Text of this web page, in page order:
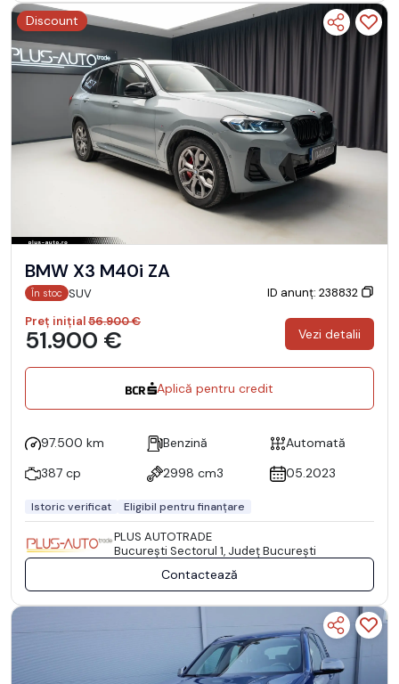
Discount
BMW X3 M40i ZA
În stoc SUV
ID anunț: 238832
Preț inițial56.900 €
51.900 € Vezi detalii
Aplică pentru credit
97.500 km Benzină
Automată
387 cp
2998 cm3 05.2023
Istoric verificat Eligibil pentru finanțare
PLUS AUTOTRADE
Bucureşti Sectorul 1, Județ București
Contactează